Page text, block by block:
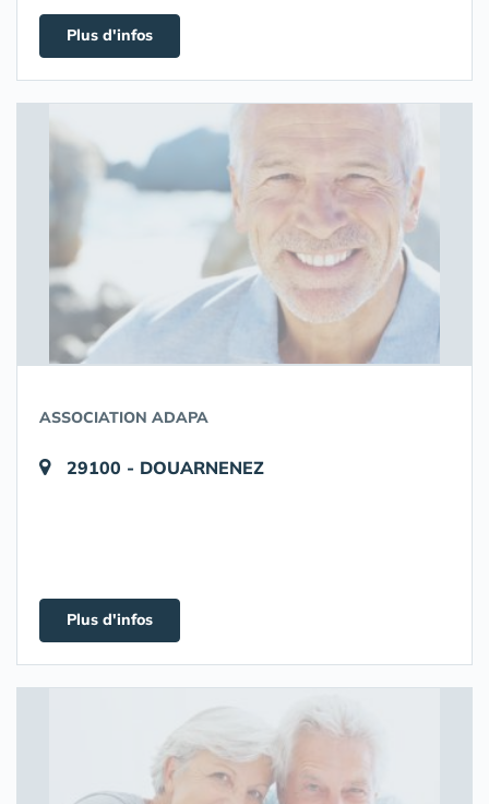
Plus d'infos
ASSOCIATION ADAPA
29100 - DOUARNENEZ
Plus d'infos